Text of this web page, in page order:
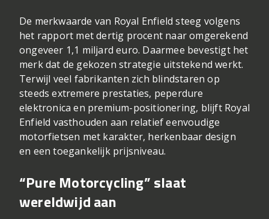
De merkwaarde van Royal Enfield steeg volgens
het rapport met dertig procent naar omgerekend
ongeveer 1,1 miljard euro. Daarmee bevestigt het
merk dat de gekozen strategie uitstekend werkt.
Terwijl veel fabrikanten zich blindstaren op
steeds extremere prestaties, peperdure
elektronica en premium-positionering, blijft Royal
Enfield vasthouden aan relatief eenvoudige
motorfietsen met karakter, herkenbaar design
en een toegankelijk prijsniveau.
“Pure Motorcycling” slaat
wereldwijd aan